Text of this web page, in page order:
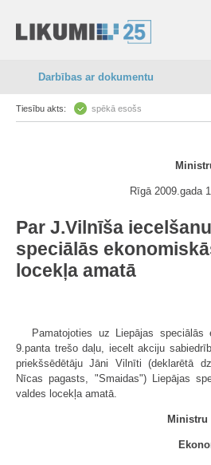
Darbības ar dokumentu
Tiesību akts: spēkā esošs
Rīgā 2009.gada
Par J.Vilnīša
speciālās
locekļa amatā
Pamatojoties uz Liepājas speciālās
9.panta trešo daļu, iecelt akciju
priekšsēdētāju Jāni Vilnīti (deklarētā
Nīcas pagasts, "Smaidas") Liepājas
val­des locekļa amatā.
Ministru